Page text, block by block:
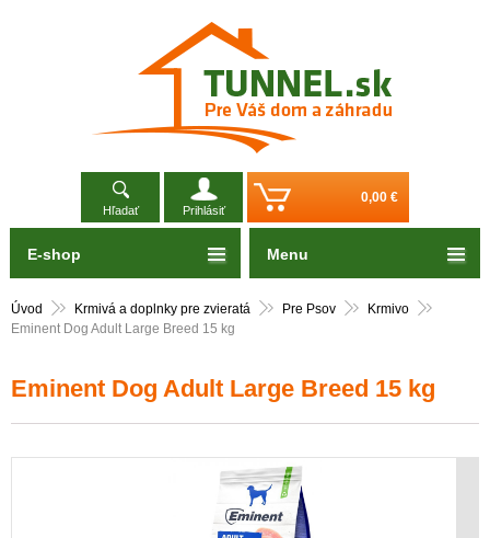
Hľadať Prihlásiť
0,00 €
Úvod Krmivá a doplnky pre zvieratá Pre Psov
Krmivo
Eminent Dog Adult Large Breed 15 kg
Eminent Dog Adult Large Breed 15 kg
E-shop Menu